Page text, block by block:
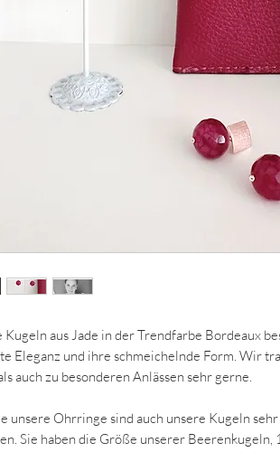
Kugeln aus Jade in der Trendfarbe Bordeaux
Eleganz und ihre schmeichelnde Form. Wir
auch zu besonderen Anlässen sehr gerne.
unsere Ohrringe sind auch unsere Kugeln
Sie haben die Größe unserer Beerenkugeln,